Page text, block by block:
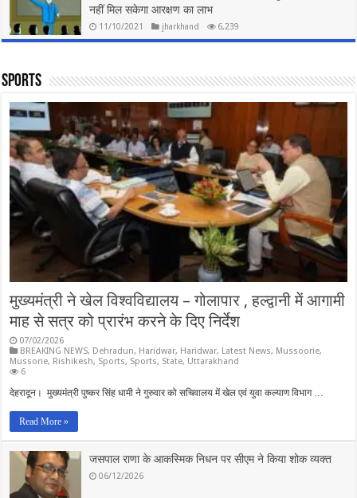
नहीं मिल सकेगा आरक्षण का लाभ
11/10/2021 jharkhand 6,239
Sports
मुख्यमंत्री ने खेल विश्वविद्यालय – गोलापार , हल्द्वानी में आगामी
माह से सत्र को प्रारंभ करने के दिए निर्देश
07/02/2026
BREAKING NEWS, Dehradun, Haridwar, Haridwar, Latest News, Mussoorie,
Mussorie, Rishikesh, Sports, Sports, State, Uttarakhand
6
देहरादून। मुख्यमंत्री पुष्कर सिंह धामी ने गुरुवार को सचिवालय में खेल एवं युवा कल्याण विभाग …
Read More »
जसपाल राणा के आकस्मिक निधन पर सीएम ने किया शोक व्यक्त
06/12/2026